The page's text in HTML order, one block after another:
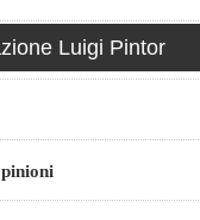
Luigi Pintor